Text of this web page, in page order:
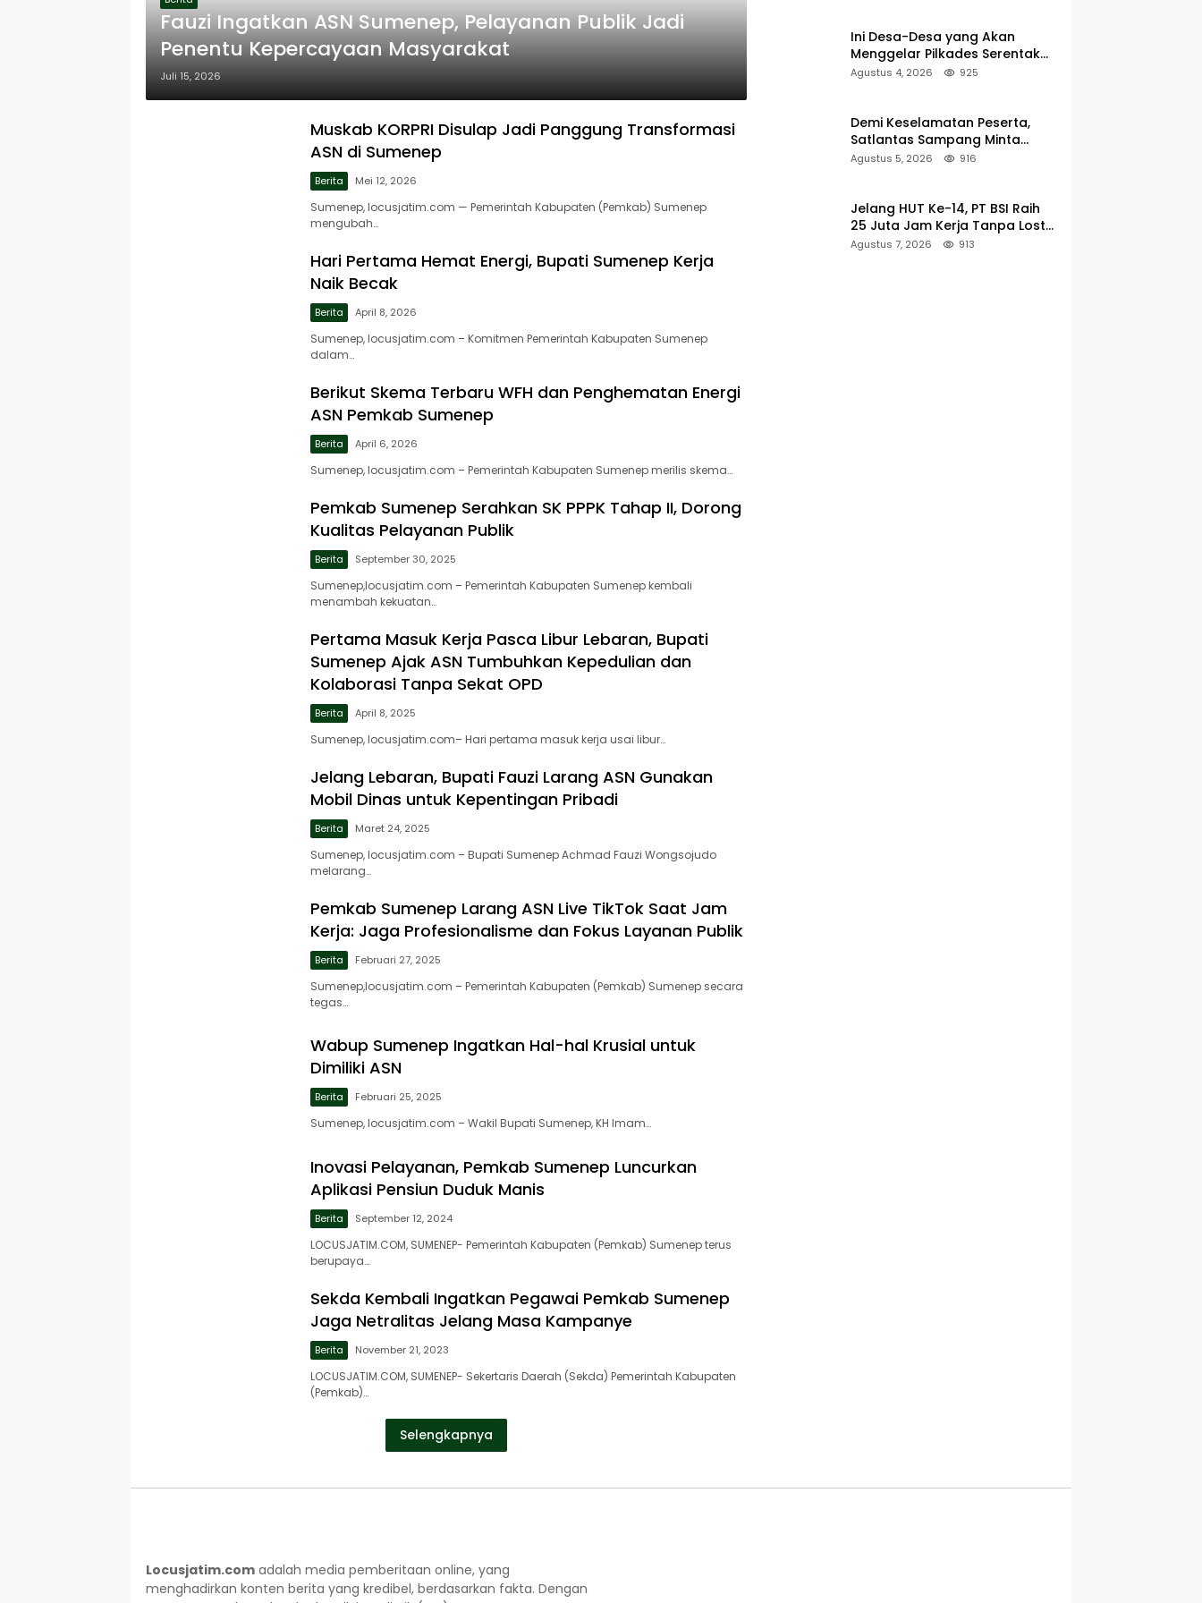
Fauzi Ingatkan ASN Sumenep, Pelayanan Publik Jadi
Penentu Kepercayaan Masyarakat
Juli 15, 2026
Muskab KORPRI Disulap Jadi Panggung Transformasi
ASN di Sumenep
Berita Mei 12, 2026
Sumenep, locusjatim.com — Pemerintah Kabupaten (Pemkab) Sumenep
mengubah…
Hari Pertama Hemat Energi, Bupati Sumenep Kerja
Naik Becak
Berita April 8, 2026
Sumenep, locusjatim.com – Komitmen Pemerintah Kabupaten Sumenep
dalam…
Berikut Skema Terbaru WFH dan Penghematan Energi
ASN Pemkab Sumenep
Berita April 6, 2026
Sumenep, locusjatim.com – Pemerintah Kabupaten Sumenep merilis skema…
Pemkab Sumenep Serahkan SK PPPK Tahap II, Dorong
Kualitas Pelayanan Publik
Berita September 30, 2025
Sumenep,locusjatim.com – Pemerintah Kabupaten Sumenep kembali
menambah kekuatan…
Pertama Masuk Kerja Pasca Libur Lebaran, Bupati
Sumenep Ajak ASN Tumbuhkan Kepedulian dan
Kolaborasi Tanpa Sekat OPD
Berita April 8, 2025
Sumenep, locusjatim.com– Hari pertama masuk kerja usai libur…
Jelang Lebaran, Bupati Fauzi Larang ASN Gunakan
Mobil Dinas untuk Kepentingan Pribadi
Berita Maret 24, 2025
Sumenep, locusjatim.com – Bupati Sumenep Achmad Fauzi Wongsojudo
melarang…
Pemkab Sumenep Larang ASN Live TikTok Saat Jam
Kerja: Jaga Profesionalisme dan Fokus Layanan Publik
Berita Februari 27, 2025
Sumenep,locusjatim.com – Pemerintah Kabupaten (Pemkab) Sumenep secara
tegas…
Wabup Sumenep Ingatkan Hal-hal Krusial untuk
Dimiliki ASN
Berita Februari 25, 2025
Sumenep, locusjatim.com – Wakil Bupati Sumenep, KH Imam…
Inovasi Pelayanan, Pemkab Sumenep Luncurkan
Aplikasi Pensiun Duduk Manis
Berita September 12, 2024
LOCUSJATIM.COM, SUMENEP- Pemerintah Kabupaten (Pemkab) Sumenep terus
berupaya…
Sekda Kembali Ingatkan Pegawai Pemkab Sumenep
Jaga Netralitas Jelang Masa Kampanye
Berita November 21, 2023
LOCUSJATIM.COM, SUMENEP- Sekertaris Daerah (Sekda) Pemerintah Kabupaten
(Pemkab)…
Selengkapnya
Ini Desa-Desa yang Akan
Menggelar Pilkades Serentak
2027 di Kabupaten Sumenep
Agustus 4, 2026 925
Demi Keselamatan Peserta,
Satlantas Sampang Minta
Latihan Gerak Jalan Pindah ke
Agustus 5, 2026 916
Jelang HUT Ke-14, PT BSI Raih
25 Juta Jam Kerja Tanpa Lost-
Time Injury
Agustus 7, 2026 913
Locusjatim.com adalah media pemberitaan online, yang
menghadirkan konten berita yang kredibel, berdasarkan fakta. Dengan